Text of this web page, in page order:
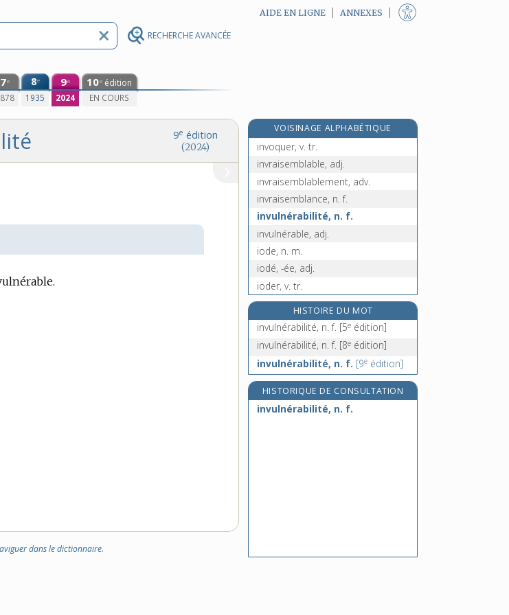
RECHERCHE AVANCÉE
AIDE EN LIGNE ANNEXES
7e 8e
1935
9e
2024
10e édition
EN COURS
9e édition
(2024)
dans le dictionnaire.
VOISINAGE ALPHABÉTIQUE
involution, n. f.
invoquer, v. tr.
invraisemblable, adj.
invraisemblablement, adv.
invraisemblance, n. f.
invulnérabilité, n. f.
invulnérable, adj.
iode, n. m.
iodé, -ée, adj.
ioder, v. tr.
iodeux, adj. m.
iodhydrique, adj. m.
iodler, v. intr.
HISTOIRE DU MOT
invulnérabilité, n. f. [5e édition]
invulnérabilité, n. f. [8e édition]
invulnérabilité, n. f. [9e édition]
HISTORIQUE DE CONSULTATION
invulnérabilité, n. f.